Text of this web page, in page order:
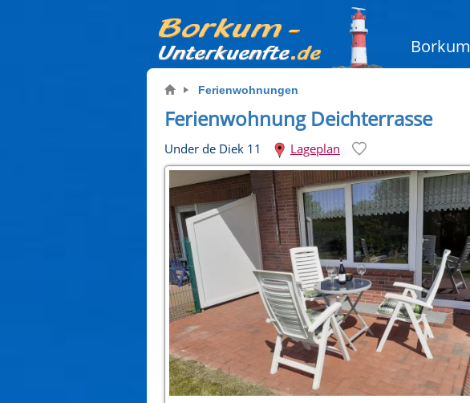
Borkum
Ferienwohnungen
Ferienwohnung Deichterrasse
Under de Diek 11 Lageplan